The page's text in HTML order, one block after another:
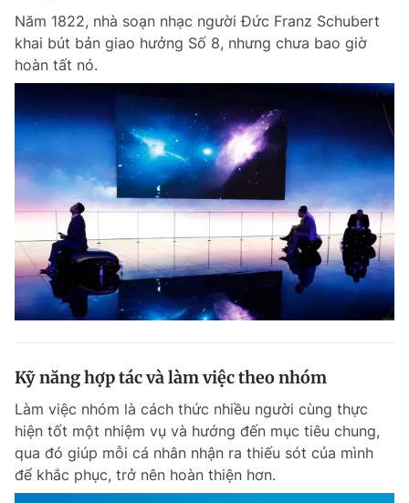
Tổng biên tập: Nguyễn Ngọc Toàn
Phó tổng biên tập thường trực: Hải Thành
Phó tổng biên tập: Lâm Hiếu Dũng
Phó tổng biên tập: Trần Việt Hưng
Tổng thư ký tòa soạn: Đức Trung
Giấy phép xuất bản số 110/GP - BTTTT cấp ngày 24.3.2020
© 2003-2026 Bản quyền thuộc về Báo Thanh Niên. Cấm sao chép
dưới mọi hình thức nếu không có sự chấp thuận bằng văn bản.
Phát triển bởi ePi Technologies, JSC.
Năm 1822, nhà soạn nhạc người Đức Franz Schubert
khai bút bản giao hưởng Số 8, nhưng chưa bao giờ
hoàn tất nó.
Kỹ năng hợp tác và làm việc theo nhóm
Làm việc nhóm là cách thức nhiều người cùng thực
hiện tốt một nhiệm vụ và hướng đến mục tiêu chung,
qua đó giúp mỗi cá nhân nhận ra thiếu sót của mình
để khắc phục, trở nên hoàn thiện hơn.